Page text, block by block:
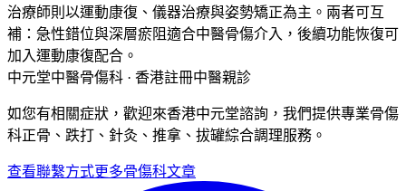
治療師則以運動康復、儀器治療與姿勢矯正為主。兩者可互
補：急性錯位與深層瘀阻適合中醫骨傷介入，後續功能恢復可
加入運動康復配合。
中元堂中醫骨傷科 · 香港註冊中醫親診
如您有相關症狀，歡迎來香港中元堂諮詢，我們提供專業骨傷
科正骨、跌打、針灸、推拿、拔罐綜合調理服務。
查看聯繫方式更多骨傷科文章